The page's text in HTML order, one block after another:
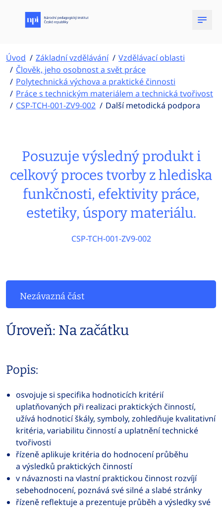
Úvod Základní vzdělávání
Vzdělávací oblasti
Člověk, jeho osobnost a svět práce
Polytechnická výchova a praktické činnosti
Práce s technickým materiálem a technická tvořivost
CSP-TCH-001-ZV9-002
Další metodická podpora
Posuzuje výsledný produkt i
celkový proces tvorby z hlediska
funkčnosti, efektivity práce,
estetiky, úspory materiálu.
CSP-TCH-001-ZV9-002
Nezávazná část
Úroveň: Na začátku
Popis:
osvojuje si specifika hodnoticích kritérií
uplatňovaných při realizaci praktických činností,
užívá hodnoticí škály, symboly, zohledňuje kvalitativní
kritéria, variabilitu činností a uplatnění technické
tvořivosti
řízeně aplikuje kritéria do hodnocení průběhu
a výsledků praktických činností
v návaznosti na vlastní praktickou činnost rozvíjí
sebehodnocení, poznává své silné a slabé stránky
řízeně reflektuje a prezentuje průběh a výsledky své